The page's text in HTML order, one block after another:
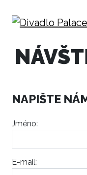
NAPIŠTE
Jméno:
E-mail: